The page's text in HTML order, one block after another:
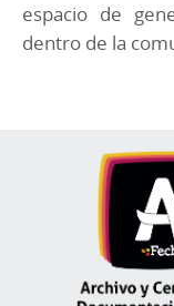
espacio de
dentro de la